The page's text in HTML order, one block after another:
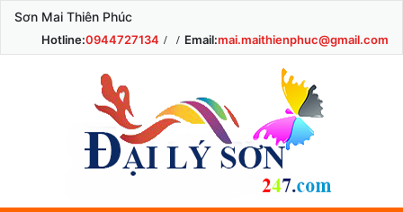
Sơn Mai Thiên Phúc
Hotline:0944727134 Email:mai.maithienphuc@gmail.com